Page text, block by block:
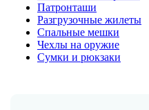
Патронташи
Разгрузочные жилеты
Спальные мешки
Чехлы на оружие
Сумки и рюкзаки